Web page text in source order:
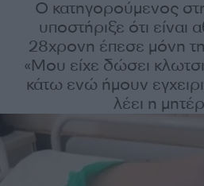
Ο κατηγορούμενος
υποστήριξε ότι
28χρονη έπεσε μόνη
«Μου είχε δώσει
κάτω ενώ ήμουν
λέει η